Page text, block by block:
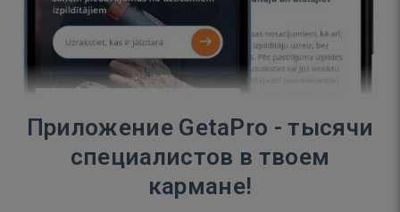
Приложение GetaPro - тысячи
специалистов в твоем
кармане!